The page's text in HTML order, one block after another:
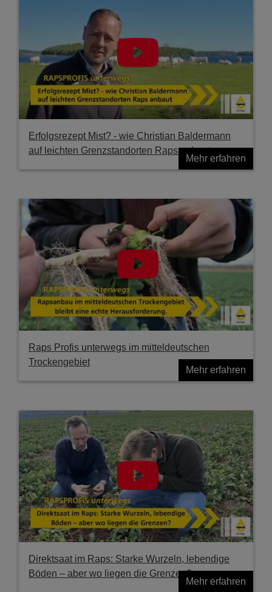
Erfolgsrezept Mist? - wie Christian Baldermann
auf leichten Grenzstandorten Raps anbaut
Mehr erfahren
Raps Profis unterwegs im mitteldeutschen
Trockengebiet
Mehr erfahren
Direktsaat im Raps: Starke Wurzeln, lebendige
Böden – aber wo liegen die Grenzen?
Mehr erfahren